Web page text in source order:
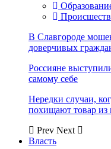
В Славгороде
доверчивых
Россияне
самому себе
Нередки случаи,
похищают товар
Prev Next
Власть